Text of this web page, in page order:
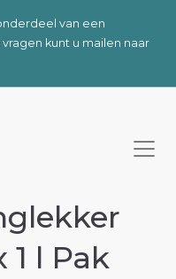
van een
kunt u mailen naar
1 l Pak